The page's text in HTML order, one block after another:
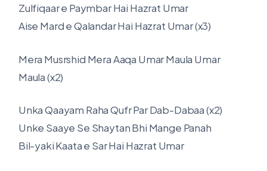
Zulfiqaar e Paymbar Hai Hazrat Umar
Aise Mard e Qalandar Hai Hazrat Umar (x3)
Mera Musrshid Mera Aaqa Umar Maula Umar
Maula (x2)
Unka Qaayam Raha Qufr Par Dab-Dabaa (x2)
Unke Saaye Se Shaytan Bhi Mange Panah
Bil-yaki Kaata e Sar Hai Hazrat Umar